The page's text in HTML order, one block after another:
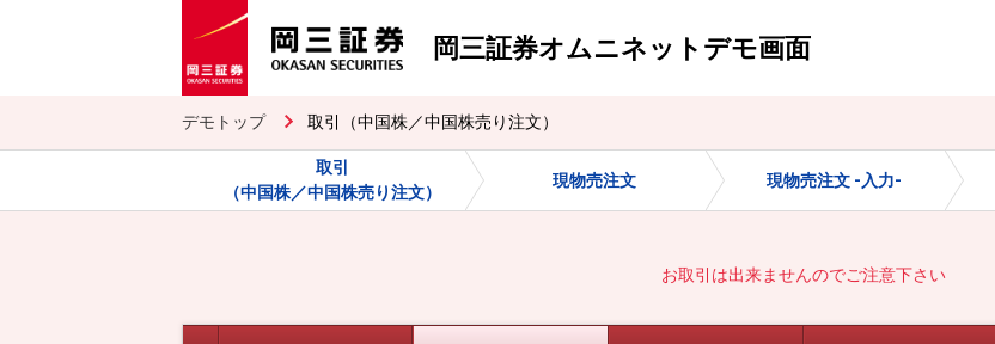
岡三証券オムニネット デモ画面
デモトップ 取引（中国株／中国株売り注文）
取引
（中国株／中国株売り注文）
現物売注文 現物売注文 -入力-
お取引は出来ませんのでご注意下さい